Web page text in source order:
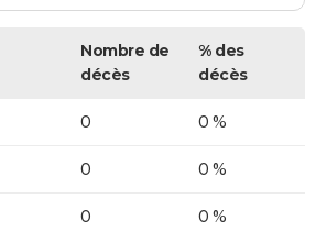
Nombre de
décès
% des
décès
0 0 %
0 0 %
0 0 %